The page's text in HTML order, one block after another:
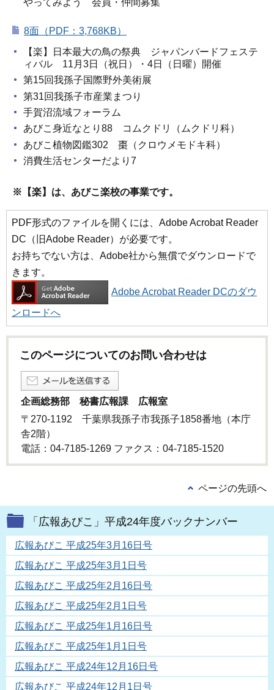
やってみよう 会員・仲間募集
8面（PDF：3,768KB）
【楽】日本最大の鳥の祭典 ジャパンバードフェステ
ィバル 11月3日（祝日）・4日（日曜）開催
第15回我孫子国際野外美術展
第31回我孫子市産業まつり
手賀沼流域フォーラム
あびこ身近なとり88 コムクドリ（ムクドリ科）
あびこ植物図鑑302 棗（クロウメモドキ科）
消費生活センターだより7
※【楽】は、あびこ楽校の事業です。
PDF形式のファイルを開くには、Adobe Acrobat Reader
DC（旧Adobe Reader）が必要です。
お持ちでない方は、Adobe社から無償でダウンロードで
きます。
Adobe Acrobat Reader DCのダウ
ンロードへ
このページについてのお問い合わせは
企画総務部 秘書広報課 広報室
〒270-1192 千葉県我孫子市我孫子1858番地（本庁
舎2階）
電話：04-7185-1269 ファクス：04-7185-1520
ページの先頭へ
「広報あびこ」平成24年度バックナンバー
広報あびこ 平成25年3月16日号
広報あびこ 平成25年3月1日号
広報あびこ 平成25年2月16日号
広報あびこ 平成25年2月1日号
広報あびこ 平成25年1月16日号
広報あびこ 平成25年1月1日号
広報あびこ 平成24年12月16日号
広報あびこ 平成24年12月1日号